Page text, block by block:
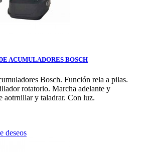
ACUMULADORES BOSCH
Bosch. Función rela a pilas.
rotatorio. Marcha adelante y
aotrnillar y taladrar. Con luz.
deseos